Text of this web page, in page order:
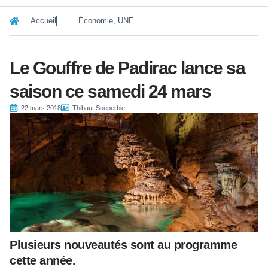
Accueil Économie, UNE
Le Gouffre de Padirac lance sa
saison ce samedi 24 mars
22 mars 2018 Thibaut Souperbie
Plusieurs nouveautés sont au programme
cette année.